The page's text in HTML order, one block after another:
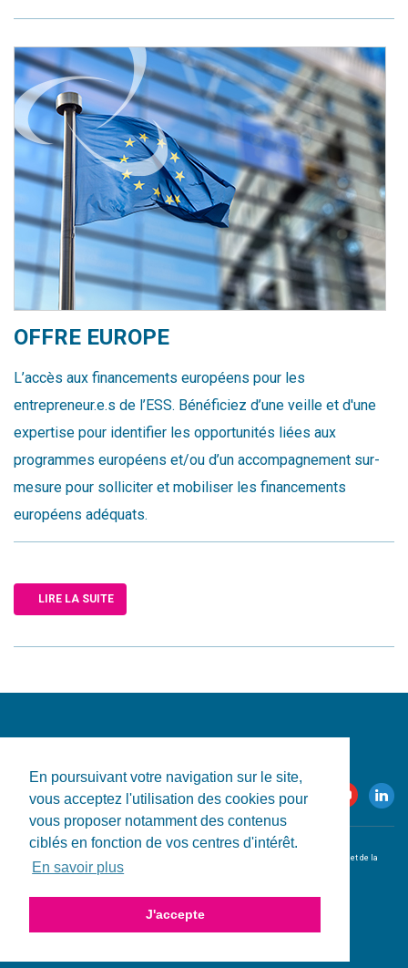
En poursuivant votre navigation sur le site,
vous acceptez l'utilisation des cookies pour
vous proposer notamment des contenus
ciblés en fonction de vos centres d'intérêt.
En savoir plus
J'accepte
OFFRE EUROPE
L’accès aux financements européens pour les
entrepreneur.e.s de l’ESS. Bénéficiez d’une veille et d'une
expertise pour identifier les opportunités liées aux
programmes européens et/ou d’un accompagnement sur-
mesure pour solliciter et mobiliser les financements
européens adéquats.
LIRE LA SUITE
© 2026 CRESS-PACA. Tous droits réservés.
conditions d'utilisation et de la